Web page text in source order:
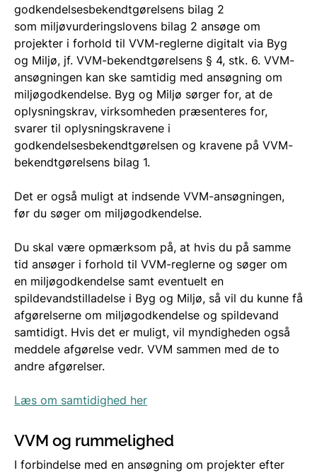
godkendelsesbekendtgørelsens bilag 2
som miljøvurderingslovens bilag 2 ansøge om
projekter i forhold til VVM-reglerne digitalt via Byg
og Miljø, jf. VVM-bekendtgørelsens § 4, stk. 6. VVM-
ansøgningen kan ske samtidig med ansøgning om
miljøgodkendelse. Byg og Miljø sørger for, at de
oplysningskrav, virksomheden præsenteres for,
svarer til oplysningskravene i
godkendelsesbekendtgørelsen og kravene på VVM-
bekendtgørelsens bilag 1.
Det er også muligt at indsende VVM-ansøgningen,
før du søger om miljøgodkendelse.
Du skal være opmærksom på, at hvis du på samme
tid ansøger i forhold til VVM-reglerne og søger om
en miljøgodkendelse samt eventuelt en
spildevandstilladelse i Byg og Miljø, så vil du kunne få
afgørelserne om miljøgodkendelse og spildevand
samtidigt. Hvis det er muligt, vil myndigheden også
meddele afgørelse vedr. VVM sammen med de to
andre afgørelser.
Læs om samtidighed her
VVM og rummelighed
I forbindelse med en ansøgning om projekter efter